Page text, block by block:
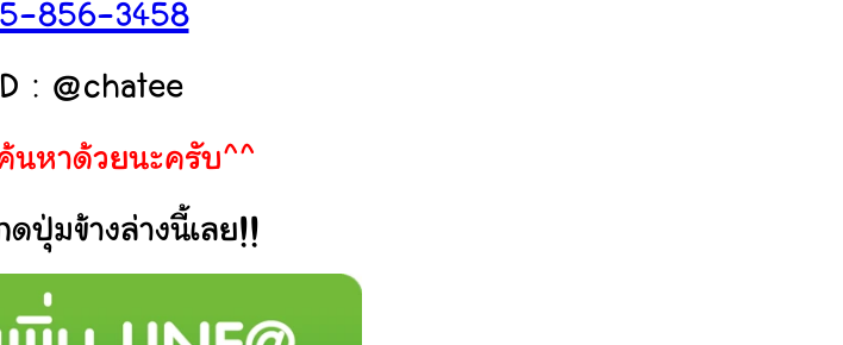
856-3458
: @chatee
หาด้วยนะครับ^^
ปุ่มข้างล่างนี้เลย!!